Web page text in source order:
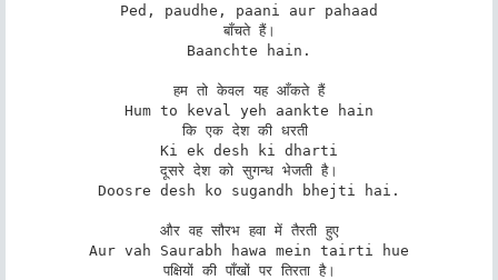
Ped, paudhe, paani aur pahaad
बाँचते हैं।
Baanchte hain.
हम तो केवल यह आँकते हैं
Hum to keval yeh aankte hain
कि एक देश की धरती
Ki ek desh ki dharti
दूसरे देश को सुगन्ध भेजती है।
Doosre desh ko sugandh bhejti hai.
और वह सौरभ हवा में तैरती हुए
Aur vah Saurabh hawa mein tairti hue
पक्षियों की पाँखों पर तिरता है।